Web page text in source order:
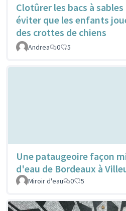
Clotûrer les bacs à
éviter que les enfants
des crottes de chiens
Andrea
0 5
Une pataugeoire façon
d'eau de Bordeaux à
Miroir d'eau
0 5